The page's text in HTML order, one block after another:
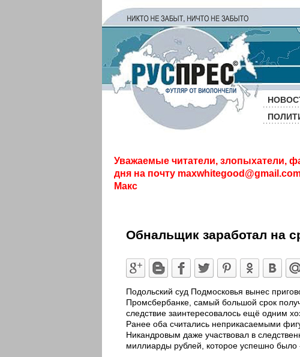
Уважаемые читатели, злопыхатели,
дня на почту
Макс
Обнальщик заработал на
Подольский суд Подмосковья вынес
Промсбербанке, самый большой срок
следствие заинтересовалось ещё одним
Ранее оба считались неприкасаемыми
Никандровым даже участвовал в
миллиарды рублей, которое успешно было